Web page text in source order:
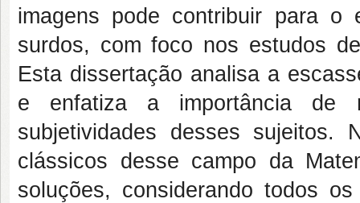
imagens pode contribuir para o
surdos, com foco nos estudos
Esta dissertação analisa a
e enfatiza a importância de
subjetividades desses sujeitos.
clássicos desse campo da
soluções, considerando todos